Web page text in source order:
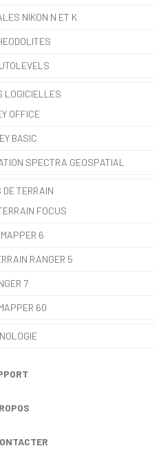
NIKON N ET K
LOGICIELLES
OFFICE
BASIC
SPECTRA GEOSPATIAL
DE TERRAIN
FOCUS
6
RANGER 5
7
60